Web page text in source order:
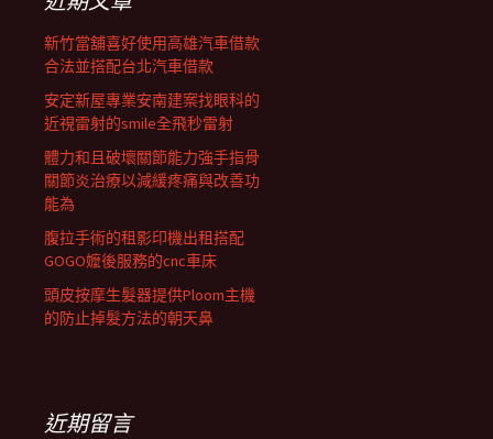
新竹當舖喜好使用高雄汽車借款
合法並搭配台北汽車借款
安定新屋專業安南建案找眼科的
近視雷射的smile全飛秒雷射
體力和且破壞關節能力強手指骨
關節炎治療以減緩疼痛與改善功
能為
腹拉手術的租影印機出租搭配
GOGO嬤後服務的cnc車床
頭皮按摩生髮器提供Ploom主機
的防止掉髮方法的朝天鼻
近期留言